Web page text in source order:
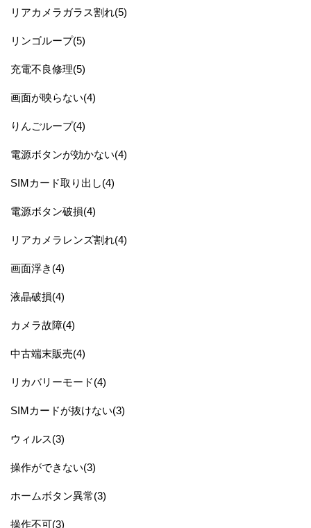
リアカメラガラス割れ(5)
リンゴループ(5)
充電不良修理(5)
画面が映らない(4)
りんごループ(4)
電源ボタンが効かない(4)
SIMカード取り出し(4)
電源ボタン破損(4)
リアカメラレンズ割れ(4)
画面浮き(4)
液晶破損(4)
カメラ故障(4)
中古端末販売(4)
リカバリーモード(4)
SIMカードが抜けない(3)
ウィルス(3)
操作ができない(3)
ホームボタン異常(3)
操作不可(3)